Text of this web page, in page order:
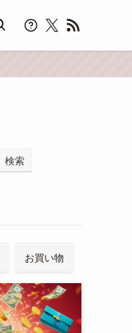
検索
お買い物